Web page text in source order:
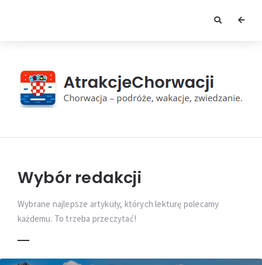
Wybór redakcji
Wybrane najlepsze artykuły, których lekturę polecamy
każdemu. To trzeba przeczytać!